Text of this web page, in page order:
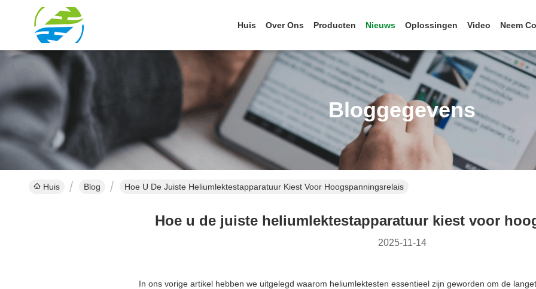
Huis Over Ons Producten Nieuws Oplossingen Video Neem
Bloggegevens
Huis Blog Hoe U De Juiste Heliumlektestapparatuur Kiest Voor Hoogspanningsrelais
Hoe u de juiste heliumlektestapparatuur kiest voor
2025-11-14
In ons vorige artikel hebben we uitgelegd waarom heliumlektesten essentieel zijn geworden om de